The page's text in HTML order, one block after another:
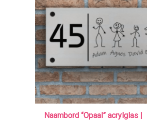
Naambord “Opaal” acrylglas |